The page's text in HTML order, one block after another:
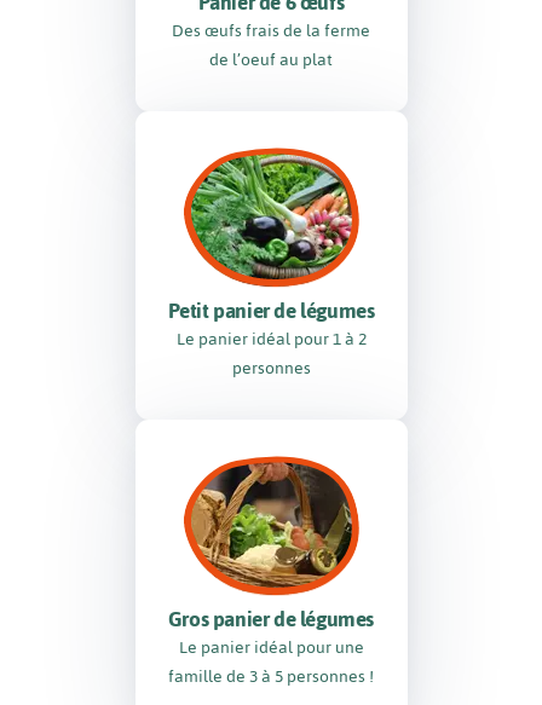
Des œufs frais de la ferme
de l’oeuf au plat
Petit panier de légumes
Le panier idéal pour 1 à 2
personnes
Gros panier de légumes
Le panier idéal pour une
famille de 3 à 5 personnes !